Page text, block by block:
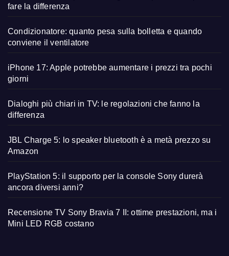
fare la differenza
Condizionatore: quanto pesa sulla bolletta e quando
conviene il ventilatore
iPhone 17: Apple potrebbe aumentare i prezzi tra pochi
giorni
Dialoghi più chiari in TV: le regolazioni che fanno la
differenza
JBL Charge 5: lo speaker bluetooth è a metà prezzo su
Amazon
PlayStation 5: il supporto per la console Sony durerà
ancora diversi anni?
Recensione TV Sony Bravia 7 II: ottime prestazioni, ma i
Mini LED RGB costano